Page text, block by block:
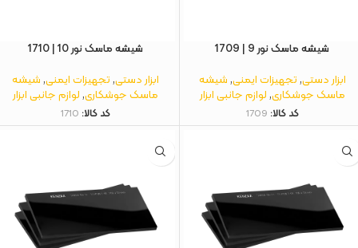
شیشه ماسک نور 9 | 1709
ابزار دستی,تجهیزات ایمنی,شیشه
ماسک جوشکاری,لوازم جانبی ابزار
کد کالا: 1709
شیشه ماسک نور 10 | 1710
ابزار دستی,تجهیزات ایمنی,شیشه
ماسک جوشکاری,لوازم جانبی ابزار
کد کالا: 1710